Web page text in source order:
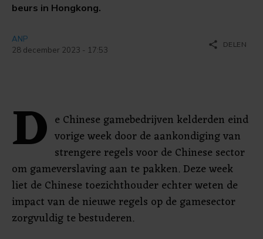
beurs in Hongkong.
ANP
28 december 2023 - 17:53
share DELEN
D e Chinese gamebedrijven kelderden eind
vorige week door de aankondiging van
strengere regels voor de Chinese sector
om gameverslaving aan te pakken. Deze week
liet de Chinese toezichthouder echter weten de
impact van de nieuwe regels op de gamesector
zorgvuldig te bestuderen.